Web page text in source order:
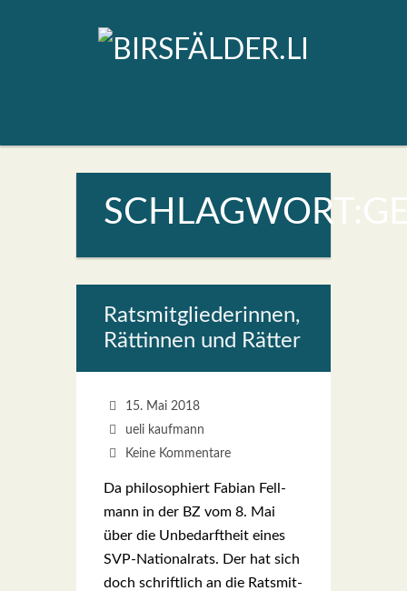
Rats­mit­glie­de­rin­nen,
Rät­tin­nen und Rät­ter
15. Mai 2018
ueli kaufmann
Keine Kommentare
Da phi­lo­so­phiert Fabi­an Fell­
mann in der BZ vom 8. Mai
über die Unbe­darft­heit eines
SVP-Natio­nal­rats. Der hat sich
doch schrift­lich an die Rats­mit­